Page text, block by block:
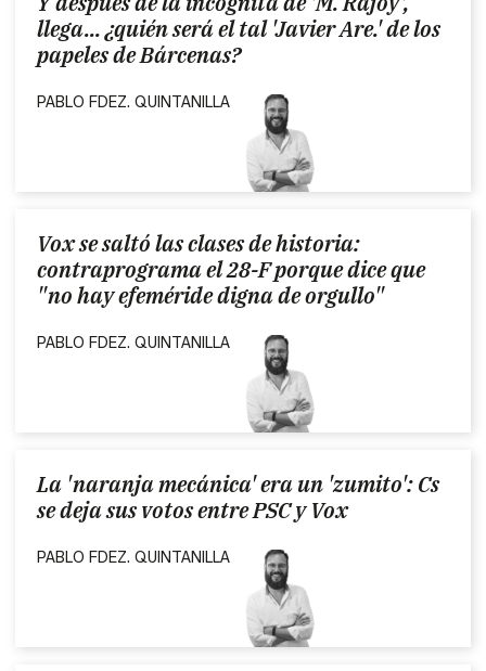
llega... ¿quién será el tal 'Javier Are.' de los
papeles de Bárcenas?
PABLO FDEZ. QUINTANILLA
Vox se saltó las clases de historia:
contraprograma el 28-F porque dice que
"no hay efeméride digna de orgullo"
PABLO FDEZ. QUINTANILLA
La 'naranja mecánica' era un 'zumito': Cs
se deja sus votos entre PSC y Vox
PABLO FDEZ. QUINTANILLA